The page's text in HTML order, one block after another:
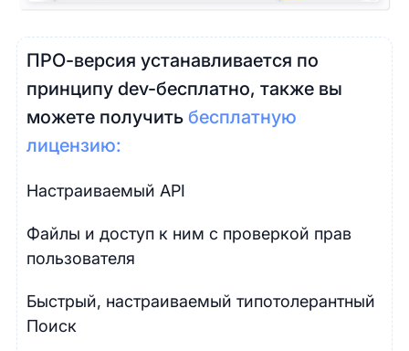
ПРО-версия устанавливается по
принципу dev-бесплатно, также вы
можете получить бесплатную
лицензию:
Настраиваемый API
Файлы и доступ к ним с проверкой прав
пользователя
Быстрый, настраиваемый типотолерантный
Поиск